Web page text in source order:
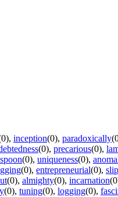
, inception(0), paradoxically
(0), precarious(0),
(0), uniqueness(0),
(0), entrepreneurial(0),
(0), almighty(0), incarnation
(0), tuning(0), logging(0),